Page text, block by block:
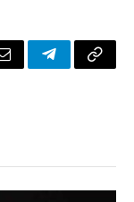
CorreoTelegrama